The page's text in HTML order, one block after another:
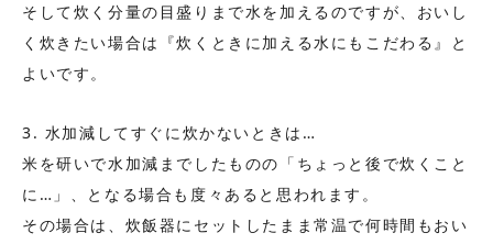
そして炊く分量の目盛りまで水を加えるのですが、おいし
く炊きたい場合は『炊くときに加える水にもこだわる』と
よいです。
3. 水加減してすぐに炊かないときは…
米を研いで水加減までしたものの「ちょっと後で炊くこと
に…」、となる場合も度々あると思われます。
その場合は、 炊飯器にセットしたまま常温で何時間もおい